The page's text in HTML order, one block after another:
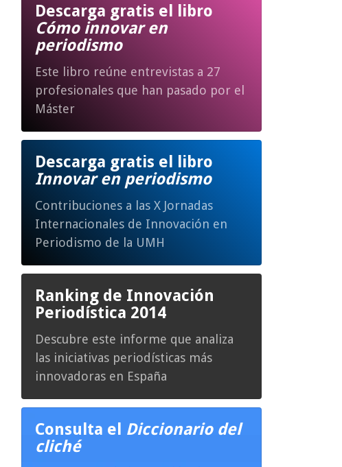
Descarga gratis el libro
Cómo innovar en
periodismo
Este libro reúne entrevistas a 27
profesionales que han pasado por el
Máster
Descarga gratis el libro
Innovar en periodismo
Contribuciones a las X Jornadas
Internacionales de Innovación en
Periodismo de la UMH
Ranking de Innovación
Periodística 2014
Descubre este informe que analiza
las iniciativas periodísticas más
innovadoras en España
Consulta el Diccionario del
cliché